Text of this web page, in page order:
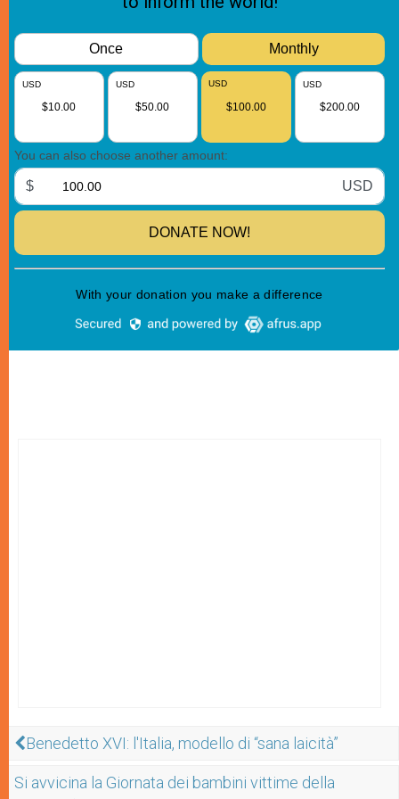
Benedetto XVI: l'Italia, modello di “sana laicità”
Si avvicina la Giornata dei bambini vittime della